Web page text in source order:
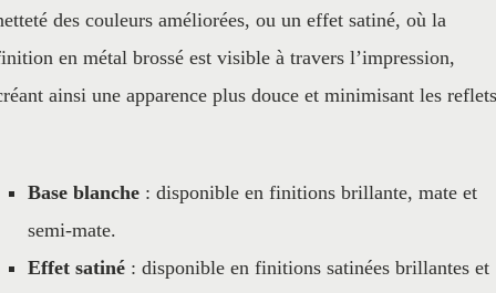
des couleurs améliorées, ou un effet satiné, où la
en métal brossé est visible à travers l’impression,
ainsi une apparence plus douce et minimisant les reflets
Base blanche: disponible en finitions brillante, mate et
semi-mate.
Effet satiné: disponible en finitions satinées brillantes et